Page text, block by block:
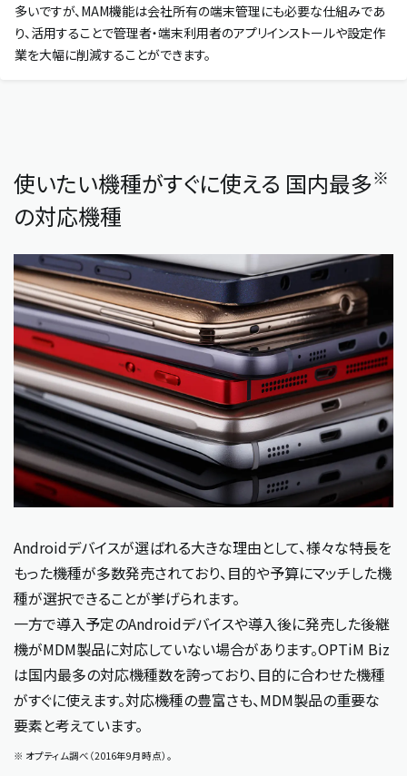
多いですが、MAM機能は会社所有の端末管理にも必要な仕組みであ
り、活用することで管理者・端末利用者のアプリインストールや設定作
業を大幅に削減することができます。
使いたい機種がすぐに使える 国内最多※
の対応機種
Androidデバイスが選ばれる大きな理由として、様々な特長を
もった機種が多数発売されており、目的や予算にマッチした機
種が選択できることが挙げられます。
一方で導入予定のAndroidデバイスや導入後に発売した後継
機がMDM製品に対応していない場合があります。OPTiM Biz
は国内最多の対応機種数を誇っており、目的に合わせた機種
がすぐに使えます。対応機種の豊富さも、MDM製品の重要な
要素と考えています。
※ オプティム調べ（2016年9月時点）。